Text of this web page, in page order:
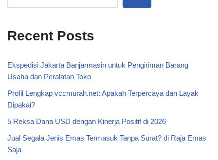
Recent Posts
Ekspedisi Jakarta Banjarmasin untuk Pengiriman Barang
Usaha dan Peralatan Toko
Profil Lengkap vccmurah.net: Apakah Terpercaya dan Layak
Dipakai?
5 Reksa Dana USD dengan Kinerja Positif di 2026
Jual Segala Jenis Emas Termasuk Tanpa Surat? di Raja Emas
Saja